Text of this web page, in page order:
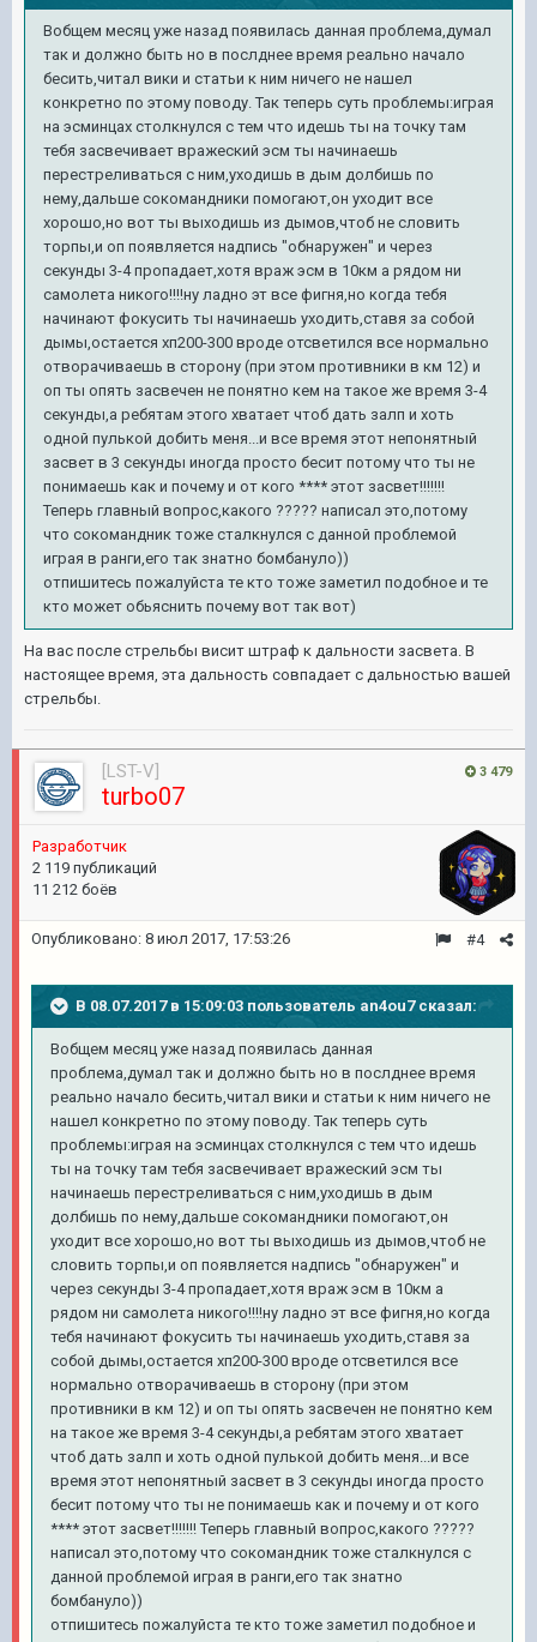
Вобщем месяц уже назад появилась данная проблема,думал
так и должно быть но в послднее время реально начало
бесить,читал вики и статьи к ним ничего не нашел
конкретно по этому поводу. Так теперь суть проблемы:играя
на эсминцах столкнулся с тем что идешь ты на точку там
тебя засвечивает вражеский эсм ты начинаешь
перестреливаться с ним,уходишь в дым долбишь по
нему,дальше сокомандники помогают,он уходит все
хорошо,но вот ты выходишь из дымов,чтоб не словить
торпы,и оп появляется надпись "обнаружен" и через
секунды 3-4 пропадает,хотя враж эсм в 10км а рядом ни
самолета никого!!!!ну ладно эт все фигня,но когда тебя
начинают фокусить ты начинаешь уходить,ставя за собой
дымы,остается хп200-300 вроде отсветился все нормально
отворачиваешь в сторону (при этом противники в км 12) и
оп ты опять засвечен не понятно кем на такое же время 3-4
секунды,а ребятам этого хватает чтоб дать залп и хоть
одной пулькой добить меня...и все время этот непонятный
засвет в 3 секунды иногда просто бесит потому что ты не
понимаешь как и почему и от кого **** этот засвет!!!!!!!
Теперь главный вопрос,какого ????? написал это,потому
что сокомандник тоже сталкнулся с данной проблемой
играя в ранги,его так знатно бомбануло))
отпишитесь пожалуйста те кто тоже заметил подобное и те
кто может обьяснить почему вот так вот)
На вас после стрельбы висит штраф к дальности засвета. В
настоящее время, эта дальность совпадает с дальностью вашей
стрельбы.
3 479
[LST-V]
turbo07
Разработчик
2 119 публикаций
11 212 боёв
#4
Опубликовано: 8 июл 2017, 17:53:26
В 08.07.2017 в 15:09:03 пользователь an4ou7сказал:
Вобщем месяц уже назад появилась данная
проблема,думал так и должно быть но в послднее время
реально начало бесить,читал вики и статьи к ним ничего не
нашел конкретно по этому поводу. Так теперь суть
проблемы:играя на эсминцах столкнулся с тем что идешь
ты на точку там тебя засвечивает вражеский эсм ты
начинаешь перестреливаться с ним,уходишь в дым
долбишь по нему,дальше сокомандники помогают,он
уходит все хорошо,но вот ты выходишь из дымов,чтоб не
словить торпы,и оп появляется надпись "обнаружен" и
через секунды 3-4 пропадает,хотя враж эсм в 10км а
рядом ни самолета никого!!!!ну ладно эт все фигня,но когда
тебя начинают фокусить ты начинаешь уходить,ставя за
собой дымы,остается хп200-300 вроде отсветился все
нормально отворачиваешь в сторону (при этом
противники в км 12) и оп ты опять засвечен не понятно кем
на такое же время 3-4 секунды,а ребятам этого хватает
чтоб дать залп и хоть одной пулькой добить меня...и все
время этот непонятный засвет в 3 секунды иногда просто
бесит потому что ты не понимаешь как и почему и от кого
**** этот засвет!!!!!!! Теперь главный вопрос,какого ?????
написал это,потому что сокомандник тоже сталкнулся с
данной проблемой играя в ранги,его так знатно
бомбануло))
отпишитесь пожалуйста те кто тоже заметил подобное и